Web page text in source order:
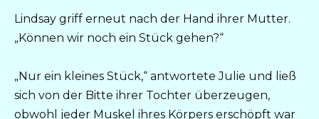
Lindsay griff erneut nach der Hand ihrer Mutter.
„Können wir noch ein Stück gehen?“
„Nur ein kleines Stück,“ antwortete Julie und ließ
sich von der Bitte ihrer Tochter überzeugen,
obwohl jeder Muskel ihres Körpers erschöpft war